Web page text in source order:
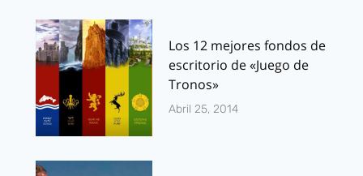
Los 12 mejores fondos de
escritorio de «Juego de
Tronos»
Abril 25, 2014